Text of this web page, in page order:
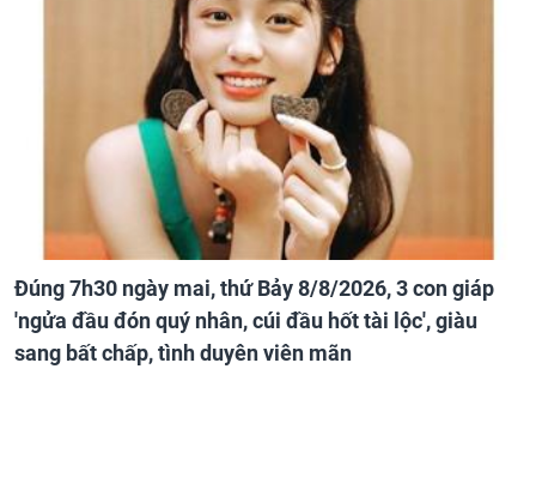
Đúng 7h30 ngày mai, thứ Bảy 8/8/2026, 3 con giáp
'ngửa đầu đón quý nhân, cúi đầu hốt tài lộc', giàu
sang bất chấp, tình duyên viên mãn